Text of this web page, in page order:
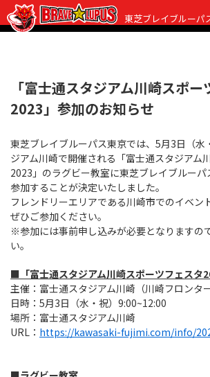
東芝ブレイブルーパ
チケット グッズ ファンク
観戦ガイド
初めての観戦
ラグビーって何？
会場紹介
クラブからのお願い
試合日程・結果
選手・スタッフ
選手
マスコット
クラブ情報
株式会社 ブレイブルーパス東京概要
株式会社 チームの歴史
地域貢献活動
アカデミー
パートナー
Instagram X
「富士通スタジアム川崎スポー
2023」参加のお知らせ
東芝ブレイブルーパス東京では、5月3日（水
ジアム川崎で開催される「富士通スタジアム
2023」のラグビー教室に東芝ブレイブルー
参加することが決定いたしました。
フレンドリーエリアである川崎市でのイベン
ぜひご参加ください。
※参加には事前申し込みが必要となりますの
い。
■「富士通スタジアム川崎スポーツフェスタ
主催：富士通スタジアム川崎（川崎フロンタ
日時：5月3日（水・祝）9:00~12:00
場所：富士通スタジアム川崎
URL： https://kawasaki-fujimi.com/info/